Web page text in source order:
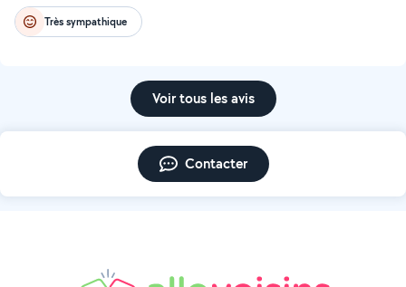
Très sympathique
Voir tous les avis
Contacter